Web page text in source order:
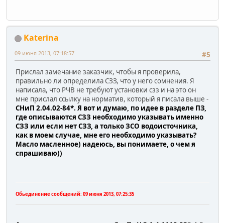
Katerina
#5
09 июня 2013, 07:18:57
Прислал замечание заказчик, чтобы я проверила,
правильно ли определила СЗЗ, что у него сомнения. Я
написала, что РЧВ не требуют установки сзз и на это он
мне прислал ссылку на норматив, который я писала выше -
СНиП 2.04.02-84*. Я вот и думаю, по идее в разделе ПЗ,
где описываются СЗЗ необходимо указывать именно
СЗЗ или если нет СЗЗ, а только ЗСО водоисточника,
как в моем случае, мне его необходимо указывать?
Масло масленное) надеюсь, вы понимаете, о чем я
спрашиваю))
Обьединение сообщений: 09 июня 2013, 07:25:35